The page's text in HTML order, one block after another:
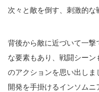
次々と敵を倒す、刺激的な
背後から敵に近づいて一
な要素もあり、戦闘シーン
のアクションを思い出しま
開発を手掛けるインソム